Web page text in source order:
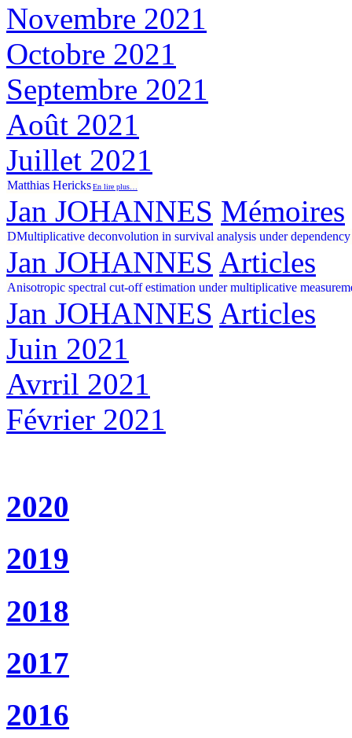
Novembre 2021
Octobre 2021
Septembre 2021
Août 2021
Juillet 2021
Matthias HericksEn lire plus…
Jan JOHANNES Mémoires
DMultiplicative deconvolution in survival analysis under dependency
Jan JOHANNES Articles
Anisotropic spectral cut-off estimation under multiplicative
Jan JOHANNES Articles
Juin 2021
Avrril 2021
Février 2021
2020
2019
2018
2017
2016